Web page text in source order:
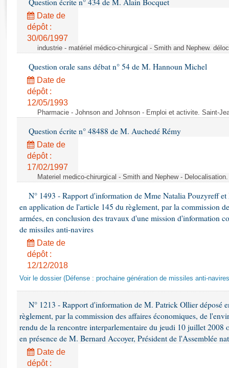
Rapports d'enquête
Rapports législatifs
Rapports sur l'application des lois
Baromètre de l’application des lois
Dossiers législatifs
Budget et sécurité sociale
Questions écrites et orales
Comptes rendus des débats
Question écrite n° 434 de M. Alain Bocquet
Date de
dépôt :
30/06/1997
industrie - matériel médico-chirurgical - Smith and Nephew.
Question orale sans débat n° 54 de M. Hannoun Michel
Date de
dépôt :
12/05/1993
Pharmacie - Johnson and Johnson - Emploi et activite. Saint-
Question écrite n° 48488 de M. Auchedé Rémy
Date de
dépôt :
17/02/1997
Materiel medico-chirurgical - Smith and Nephew -
N° 1493 - Rapport d'information de Mme Natalia Pouzyreff
en application de l'article 145 du règlement, par la commission
armées, en conclusion des travaux d'une mission d'information
de missiles anti-navires
Date de
dépôt :
12/12/2018
Voir le dossier (Défense : prochaine génération de missiles anti-
N° 1213 - Rapport d'information de M. Patrick Ollier déposé
règlement, par la commission des affaires économiques, de
rendu de la rencontre interparlementaire du jeudi 10 juillet 2008
en présence de M. Bernard Accoyer, Président de l'Assemblée
Date de
dépôt :